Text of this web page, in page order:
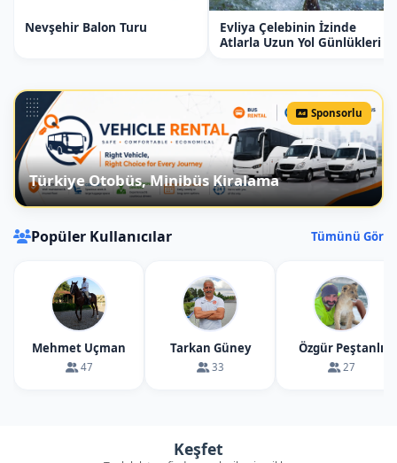
günlerinde tabak kahvaltı için
rezervasyon talep edebilir. Bu nedenle,
Tabak kahvaltı ne kadar sürer?
Tabak kahvaltı, genellikle uzun ve
keyifli bir şekilde yapılır. 1-2 saat
arasında sürebilir, ancak arkadaşlar ve
aileyle yapılan sohbetlerle daha da
Birçok mekânda tabak kahvaltı
sırasında çay sınırsız olarak sunulur.
Ancak, bu durum mekâna göre
değişebilir; bu yüzden önceden sormak
iyi bir fikir olabilir.
oluştuğu için dengeli bir şekilde
Nevşehir Balon Turu
Evliya Çelebinin İzinde
Atlarla Uzun Yol Günlükleri
Sponsorlu
Türkiye Otobüs, Minibüs Kiralama
Popüler Kullanıcılar Tümünü Gör
Mehmet Uçman
47
Tarkan Güney
33
Özgür Peştanlı
27
Keşfet